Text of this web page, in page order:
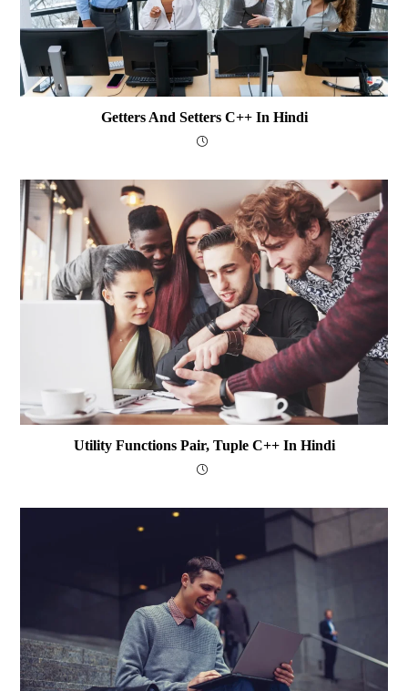
Getters And Setters C++ In Hindi
Utility Functions Pair, Tuple C++ In Hindi